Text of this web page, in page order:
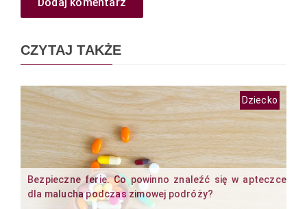
Dodaj komentarz
CZYTAJ TAKŻE
Bezpieczne ferie. Co powinno znaleźć się w apteczce
dla malucha podczas zimowej podróży?
Dziecko